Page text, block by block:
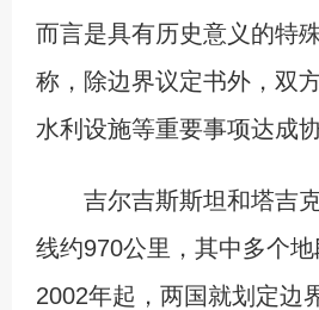
而言是具有历史意义的特
称，除边界议定书外，双
水利设施等重要事项达成协
吉尔吉斯斯坦和塔吉克
线约970公里，其中多个
2002年起，两国就划定边